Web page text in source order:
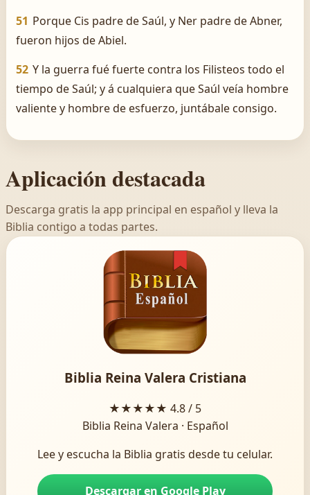
51 Porque Cis padre de Saúl, y Ner padre de Abner,
fueron hijos de Abiel.
52 Y la guerra fué fuerte contra los Filisteos todo el
tiempo de Saúl; y á cualquiera que Saúl veía hombre
valiente y hombre de esfuerzo, juntábale consigo.
Aplicación destacada
Descarga gratis la app principal en español y lleva la
Biblia contigo a todas partes.
Biblia Reina Valera Cristiana
★★★★★ 4.8 / 5
Biblia Reina Valera · Español
Lee y escucha la Biblia gratis desde tu celular.
Descargar en Google Play